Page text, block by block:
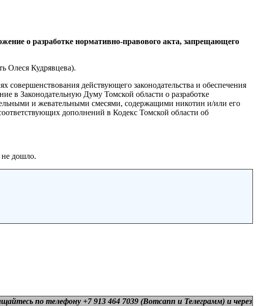
о разработке нормативно-правового акта, запрещающего
Олеся Кудрявцева).
совершенствования действующего законодательства и обеспечения
в Законодательную Думу Томской области о разработке
и жевательными смесями, содержащими никотин и/или его
дополнений в Кодекс Томской области об
не дошло.
по телефону +7 913 464 7039 (Вотсапп и Телеграмм) и через